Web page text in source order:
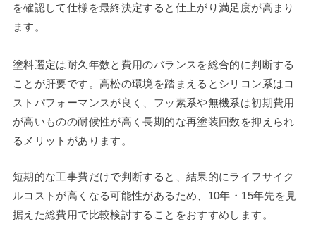
を確認して仕様を最終決定すると仕上がり満足度が高まり
ます。
塗料選定は耐久年数と費用のバランスを総合的に判断する
ことが肝要です。高松の環境を踏まえるとシリコン系はコ
ストパフォーマンスが良く、フッ素系や無機系は初期費用
が高いものの耐候性が高く長期的な再塗装回数を抑えられ
るメリットがあります。
短期的な工事費だけで判断すると、結果的にライフサイク
ルコストが高くなる可能性があるため、10年・15年先を見
据えた総費用で比較検討することをおすすめします。